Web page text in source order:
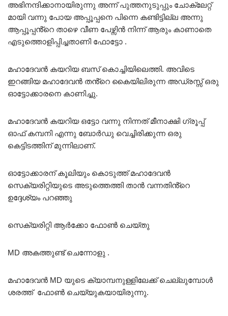
അഭിനന്ദിക്കാനായിരുന്നു അന്ന് പുത്തനുടുപ്പും ചോക്ലേറ്റ്
മായി വന്നു പോയ അപ്പൂപ്പനെ പിന്നെ കണ്ടിട്ടില്ല അന്നു
ആപ്പൂപ്പൻ്റെ താഴെ വീണ പേഴ്സിൻ നിന്ന് ആരും കാണാതെ
എടുത്തൊളിപ്പിച്ചതാണി ഫോട്ടോ .
മഹാദേവൻ കയറിയ ബസ് കൊച്ചിയിലെത്തി. അവിടെ
ഇറങ്ങിയ മഹാദേവൻ തൻ്റെ കൈയിലിരുന്ന അഡ്രസ്സ് ഒരു
ഓട്ടോക്കാരനെ കാണിച്ചു.
മഹാദേവൻ കയറിയ ഒട്ടോ വന്നു നിന്നത് മീനാക്ഷി ഗ്രൂപ്പ്
ഓഫ് കമ്പനി എന്നു ബോർഡു വെച്ചിരിക്കുന്ന ഒരു
കെട്ടിടത്തിന് മുന്നിലാണ്.
ഓട്ടോക്കാരന് കൂലിയും കൊടുത്ത് മഹാദേവൻ
സെക്യരിറ്റിയുടെ അടുത്തെത്തി താൻ വന്നതിൻ്റെ
ഉദ്ദേശ്യം പറഞ്ഞു
സെക്യരിറ്റി ആർക്കോ ഫോൺ ചെയ്തു
MD അകത്തുണ്ട് ചെന്നോളു .
മഹാദേവൻ MD യുടെ ക്യാമ്പനുള്ളിലേക്ക് ചെല്ലുമ്പോൾ
ശരത്ത് ഫോൺ ചെയ്യുകയായിരുന്നു.